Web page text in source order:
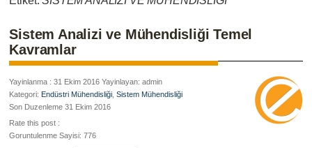
Sistem Analizi ve Mühendisliği Temel
Kavramlar
Yayinlanma : 31 Ekim 2016 Yayinlayan: admin
Kategori: Endüstri Mühendisliği ,Sistem Mühendisliği
Son Duzenleme 31 Ekim 2016
Rate this post :
Goruntulenme Sayisi: 776